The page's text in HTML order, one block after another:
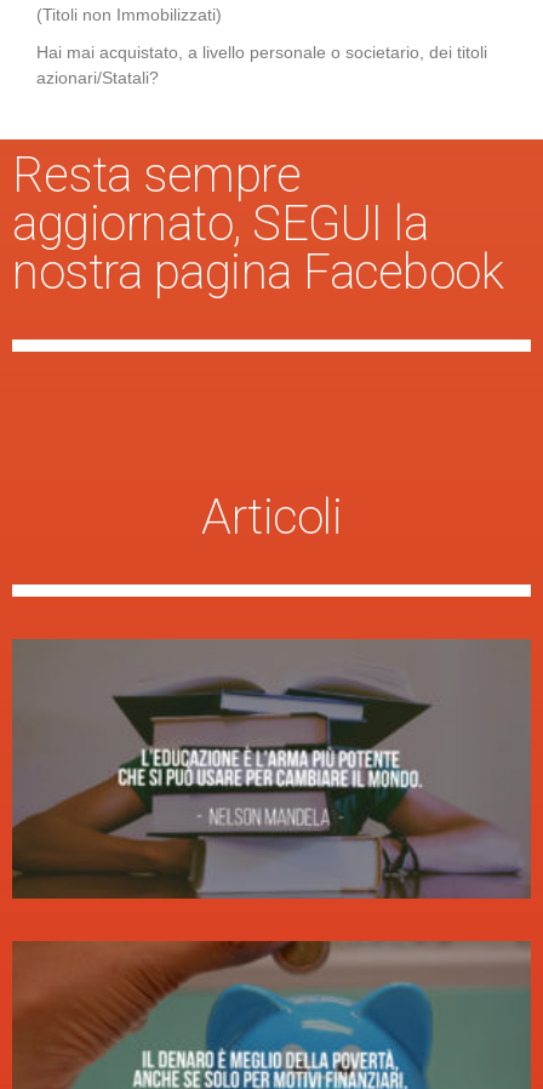
(Titoli non Immobilizzati)
Hai mai acquistato, a livello personale o societario, dei titoli
azionari/Statali?
Resta sempre
aggiornato, SEGUI la
nostra pagina Facebook
Articoli